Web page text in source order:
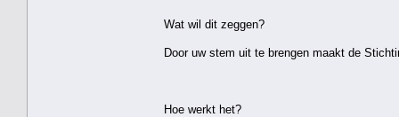
Wat wil dit zeggen?
Door uw stem uit te brengen maakt de
Hoe werkt het?